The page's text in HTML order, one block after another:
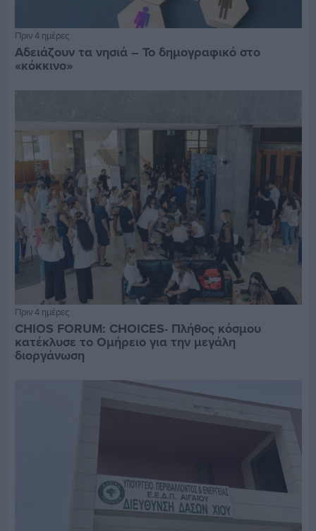
Πριν 4 ημέρες
Αδειάζουν τα νησιά – Το δημογραφικό στο
«κόκκινο»
Πριν 4 ημέρες
CHIOS FORUM: CHOICES- Πλήθος κόσμου
κατέκλυσε το Ομήρειο για την μεγάλη
διοργάνωση